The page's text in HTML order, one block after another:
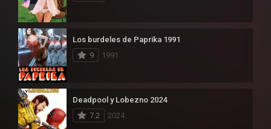
Los burdeles de Paprika 1991
9
1991
Deadpool y Lobezno 2024
7.2
2024